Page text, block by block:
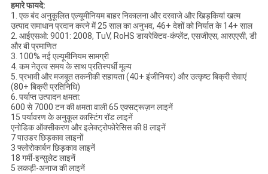
हमारे फायदे:
1. एक बंद अनुकूलित एल्यूमीनियम बाहर निकालना और दरवाजे और खिड़कियां खत्म
उत्पाद समाधान प्रदान करने में 25 साल का अनुभव, 46+ देशों को निर्यात के 14+ साल
2. आईएसओ: 9001: 2008, TuV, RoHS डायरेक्टिव-कंप्लेंट, एसजीएस, आरएएसी, डी
और बी प्रमाणित
3. 100% नई एल्यूमीनियम सामग्री
4. कम नेतृत्व समय के साथ प्रतिस्पर्धी मूल्य
5. प्रभावी और मजबूत तकनीकी सहायता (40+ इंजीनियर) और उत्कृष्ट बिक्री सेवाएं
(80+ बिक्री प्रतिनिधि)
6. पर्याप्त उत्पादन क्षमता:
600 से 7000 टन की क्षमता वाली 65 एक्सट्रूज़न लाइनें
15 पर्यावरण के अनुकूल कास्टिंग रॉड लाइनें
एनोडिक ऑक्सीकरण और इलेक्ट्रोफोरेसिस की 8 लाइनें
7 पाउडर छिड़काव लाइनों
3 फ्लोरोकार्बन छिड़काव लाइनें
18 गर्मी-इन्सुलेट लाइनें
5 लकड़ी-अनाज की लाइनें